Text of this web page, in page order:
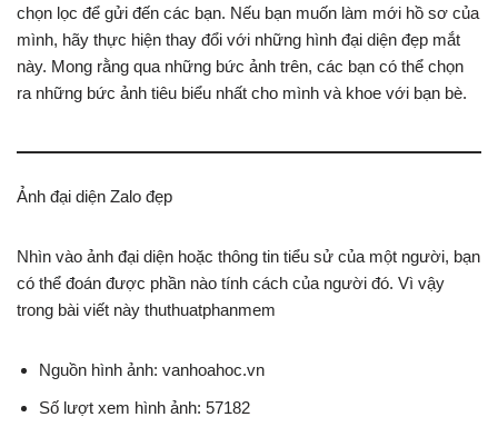
chọn lọc để gửi đến các bạn. Nếu bạn muốn làm mới hồ sơ của
mình, hãy thực hiện thay đổi với những hình đại diện đẹp mắt
này. Mong rằng qua những bức ảnh trên, các bạn có thể chọn
ra những bức ảnh tiêu biểu nhất cho mình và khoe với bạn bè.
Ảnh đại diện Zalo đẹp
Nhìn vào ảnh đại diện hoặc thông tin tiểu sử của một người, bạn
có thể đoán được phần nào tính cách của người đó. Vì vậy
trong bài viết này thuthuatphanmem
Nguồn hình ảnh: vanhoahoc.vn
Số lượt xem hình ảnh: 57182